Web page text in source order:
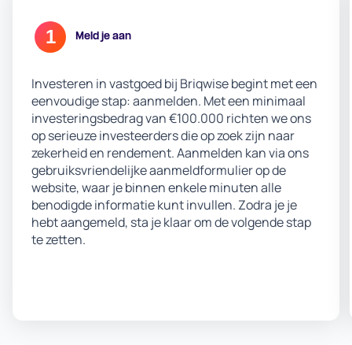
1 Meld je aan
Investeren in vastgoed bij Briqwise begint met een
eenvoudige stap: aanmelden. Met een minimaal
investeringsbedrag van €100.000 richten we ons
op serieuze investeerders die op zoek zijn naar
zekerheid en rendement. Aanmelden kan via ons
gebruiksvriendelijke aanmeldformulier op de
website, waar je binnen enkele minuten alle
benodigde informatie kunt invullen. Zodra je je
hebt aangemeld, sta je klaar om de volgende stap
te zetten.